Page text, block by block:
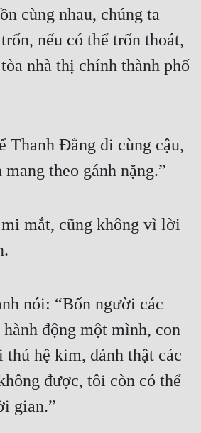
cùng nhau, chúng ta
nếu có thể trốn thoát,
nhà thị chính thành phố
Thanh Đằng đi cùng cậu,
theo gánh nặng.”
mắt, cũng không vì lời
nói: “Bốn người các
động một mình, con
thú hệ kim, đánh thật các
được, tôi còn có thể
gian.”